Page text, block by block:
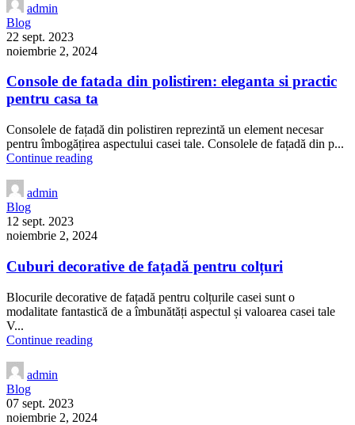
admin
Blog
22 sept. 2023
noiembrie 2, 2024
Console de fatada din polistiren: eleganta si practic
pentru casa ta
Consolele de fațadă din polistiren reprezintă un element necesar
pentru îmbogățirea aspectului casei tale. Consolele de fațadă din p...
Continue reading
admin
Blog
12 sept. 2023
noiembrie 2, 2024
Cuburi decorative de fațadă pentru colțuri
Blocurile decorative de fațadă pentru colțurile casei sunt o
modalitate fantastică de a îmbunătăți aspectul și valoarea casei tale
V...
Continue reading
admin
Blog
07 sept. 2023
noiembrie 2, 2024